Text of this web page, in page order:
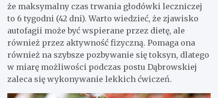
że maksymalny czas trwania głodówki leczniczej
to 6 tygodni (42 dni). Warto wiedzieć, że zjawisko
autofagii może być wspierane przez dietę, ale
również przez aktywność fizyczną. Pomaga ona
również na szybsze pozbywanie się toksyn, dlatego
w miarę możliwości podczas postu Dąbrowskiej
zaleca się wykonywanie lekkich ćwiczeń.